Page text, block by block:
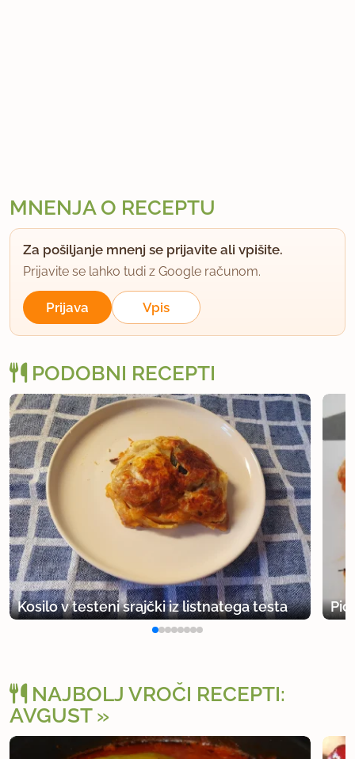
MNENJA O RECEPTU
Za pošiljanje mnenj se prijavite ali vpišite.
Prijavite se lahko tudi z Google računom.
Prijava Vpis
PODOBNI RECEPTI
Kosilo v testeni srajčki iz listnatega testa
NAJBOLJ VROČI RECEPTI:
AVGUST